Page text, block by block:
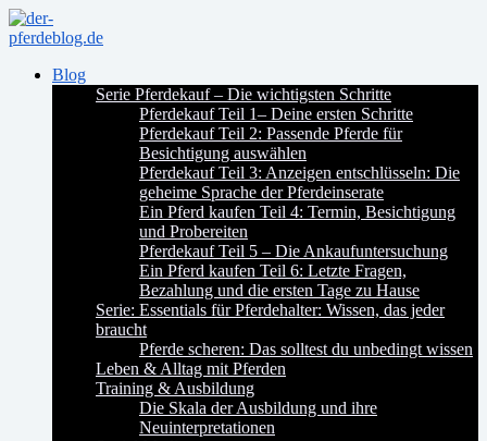
Blog
Serie Pferdekauf – Die wichtigsten Schritte
Pferdekauf Teil 1– Deine ersten Schritte
Pferdekauf Teil 2: Passende Pferde für
Besichtigung auswählen
Pferdekauf Teil 3: Anzeigen entschlüsseln: Die
geheime Sprache der Pferdeinserate
Ein Pferd kaufen Teil 4: Termin, Besichtigung
und Probereiten
Pferdekauf Teil 5 – Die Ankaufuntersuchung
Ein Pferd kaufen Teil 6: Letzte Fragen,
Bezahlung und die ersten Tage zu Hause
Serie: Essentials für Pferdehalter: Wissen, das jeder
braucht
Pferde scheren: Das solltest du unbedingt wissen
Leben & Alltag mit Pferden
Training & Ausbildung
Die Skala der Ausbildung und ihre
Neuinterpretationen